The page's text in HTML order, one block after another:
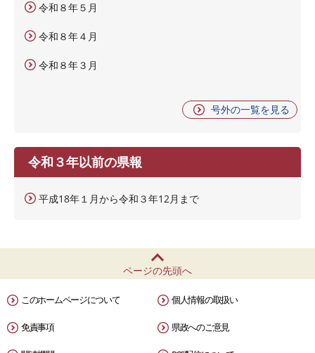
令和８年５月
令和８年４月
令和８年３月
号外の一覧を見る
令和３年以前の県報
平成18年１月から令和３年12月まで
ページの先頭へ
このホームページについて 個人情報の取扱い
免責事項 県政へのご意見